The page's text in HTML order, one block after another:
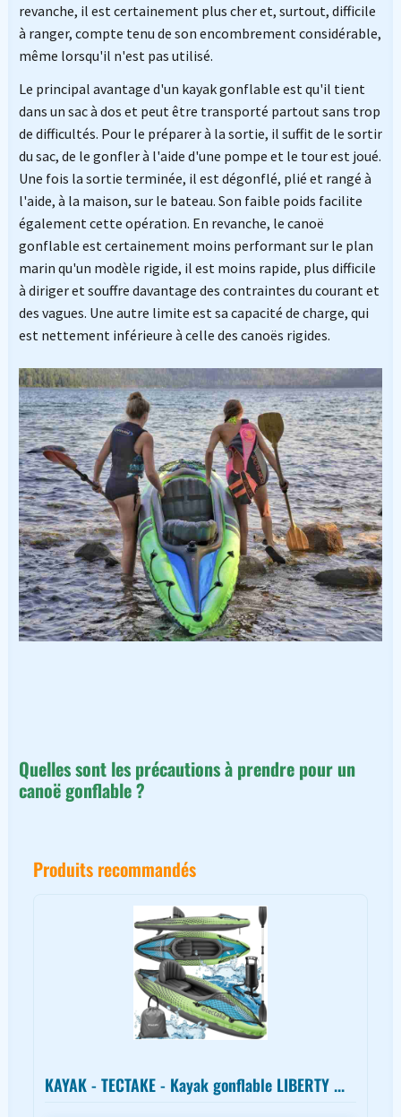
revanche, il est certainement plus cher et, surtout, difficile
à ranger, compte tenu de son encombrement considérable,
même lorsqu'il n'est pas utilisé.
Le principal avantage d'un kayak gonflable est qu'il tient
dans un sac à dos et peut être transporté partout sans trop
de difficultés. Pour le préparer à la sortie, il suffit de le sortir
du sac, de le gonfler à l'aide d'une pompe et le tour est joué.
Une fois la sortie terminée, il est dégonflé, plié et rangé à
l'aide, à la maison, sur le bateau. Son faible poids facilite
également cette opération. En revanche, le canoë
gonflable est certainement moins performant sur le plan
marin qu'un modèle rigide, il est moins rapide, plus difficile
à diriger et souffre davantage des contraintes du courant et
des vagues. Une autre limite est sa capacité de charge, qui
est nettement inférieure à celle des canoës rigides.
Quelles sont les précautions à prendre pour un
canoë gonflable ?
Produits recommandés
KAYAK - TECTAKE - Kayak gonflable LIBERTY ...